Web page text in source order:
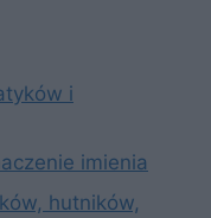
i
imienia
hutników,